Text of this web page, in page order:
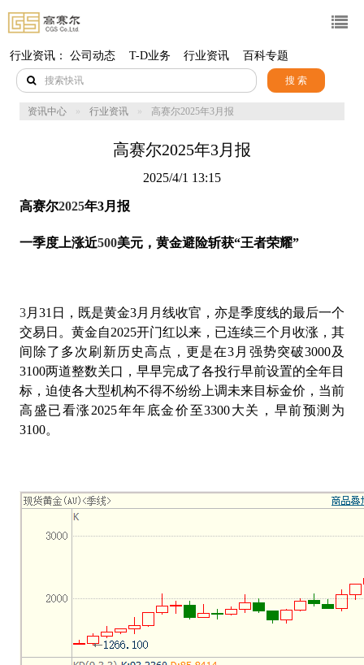
行业资讯： 公司动态 T-D业务 行业资讯 百科专题
搜 索
资讯中心 行业资讯 高赛尔2025年3月报
高赛尔2025年3月报
2025/4/1 13:15
高赛尔2025年3月报
一季度上涨近500美元，黄金避险斩获“王者荣耀”
3月 31 日，既是黄金3月月线收官，亦是季度线的最后一个
交易日。黄金自2025开门红以来，已连续三个月收涨，其
间除了多次刷新历史高点，更是在3 月强势突破3000及
3100两道整数关口，早早完成了各投行早前设置的全年目
标，迫使各大型机构不得不纷纷上调未来目标金价，当前
高盛已看涨2025年年底金价至3300大关，早前预测为
3100。